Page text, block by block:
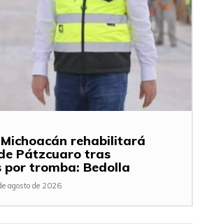
rehabilitará
Pátzcuaro tras
por tromba: Bedolla
agosto de 2026